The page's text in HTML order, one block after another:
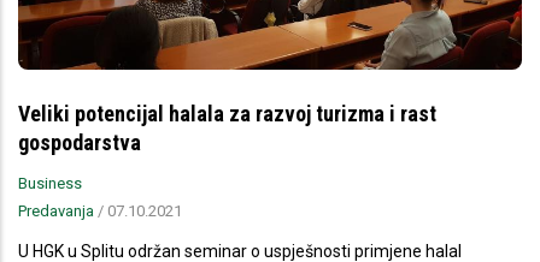
Veliki potencijal halala za razvoj turizma i rast
gospodarstva
Business
Predavanja / 07.10.2021
U HGK u Splitu održan seminar o uspješnosti primjene halal